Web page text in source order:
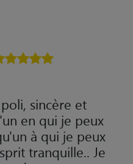
sincère et
en qui je peux
à qui je peux
tranquille.. Je